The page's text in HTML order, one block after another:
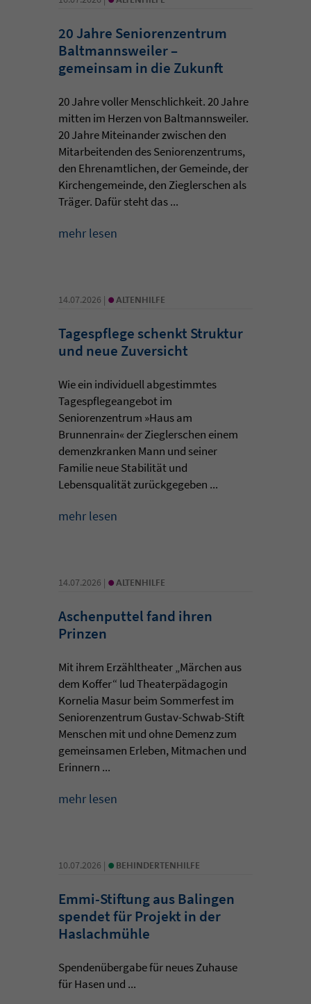
20 Jahre Seniorenzentrum
Baltmannsweiler –
gemeinsam in die Zukunft
20 Jahre voller Menschlichkeit. 20 Jahre
mitten im Herzen von Baltmannsweiler.
20 Jahre Miteinander zwischen den
Mitarbeitenden des Seniorenzentrums,
den Ehrenamtlichen, der Gemeinde, der
Kirchengemeinde, den Zieglerschen als
Träger. Dafür steht das ...
mehr lesen
14.07.2026 | • ALTENHILFE
Tagespflege schenkt Struktur
und neue Zuversicht
Wie ein individuell abgestimmtes
Tagespflegeangebot im
Seniorenzentrum »Haus am
Brunnenrain« der Zieglerschen einem
demenzkranken Mann und seiner
Familie neue Stabilität und
Lebensqualität zurückgegeben ...
mehr lesen
14.07.2026 | • ALTENHILFE
Aschenputtel fand ihren
Prinzen
Mit ihrem Erzähltheater „Märchen aus
dem Koffer“ lud Theaterpädagogin
Kornelia Masur beim Sommerfest im
Seniorenzentrum Gustav-Schwab-Stift
Menschen mit und ohne Demenz zum
gemeinsamen Erleben, Mitmachen und
Erinnern ...
mehr lesen
10.07.2026 | • BEHINDERTENHILFE
Emmi-Stiftung aus Balingen
spendet für Projekt in der
Haslachmühle
Spendenübergabe für neues Zuhause
für Hasen und ...